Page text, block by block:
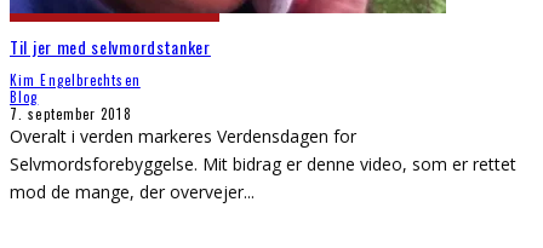
Til jer med selvmordstanker
Kim Engelbrechtsen
Blog
7. september 2018
Overalt i verden markeres Verdensdagen for
Selvmordsforebyggelse. Mit bidrag er denne video, som er rettet
mod de mange, der overvejer...